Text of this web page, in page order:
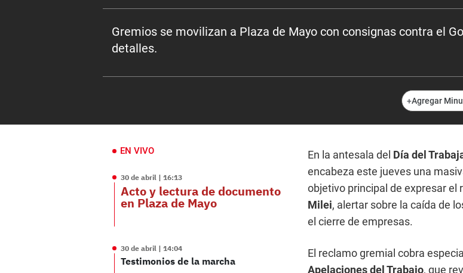
Gremios se movilizan a Plaza de Mayo con consignas contra el
detalles.
+Agregar
EN VIVO
30 de abril | 16:13
Acto y lectura de documento
en Plaza de Mayo
30 de abril | 14:04
Testimonios de la marcha
En la antesala del Día del
encabeza este jueves una
objetivo principal de expresar
Milei, alertar sobre la caída de
el cierre de empresas.
El reclamo gremial cobra
Apelaciones del Trabajo, que